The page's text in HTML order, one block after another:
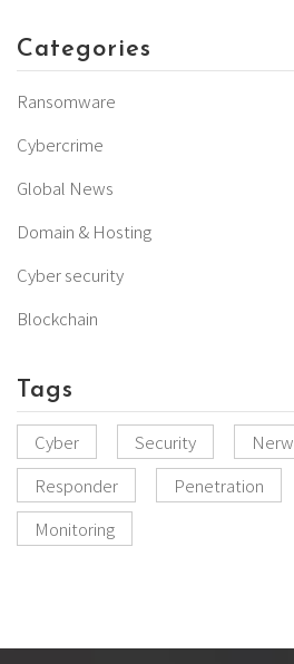
Categories
Ransomware
Cybercrime
Global News
Domain & Hosting
Cyber security
Blockchain
Tags
Cyber Security
Responder
Penetration
Monitoring